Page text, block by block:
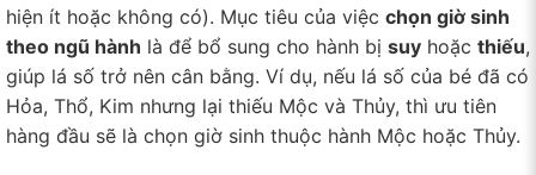
hiện ít hoặc không có). Mục tiêu của việc chọn giờ sinh
theo ngũ hành là để bổ sung cho hành bị suy hoặc thiếu,
giúp lá số trở nên cân bằng. Ví dụ, nếu lá số của bé đã có
Hỏa, Thổ, Kim nhưng lại thiếu Mộc và Thủy, thì ưu tiên
hàng đầu sẽ là chọn giờ sinh thuộc hành Mộc hoặc Thủy.